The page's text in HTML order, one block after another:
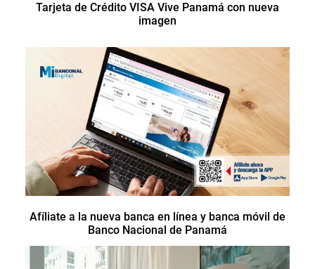
Tarjeta de Crédito VISA Vive Panamá con nueva
imagen
Afíliate a la nueva banca en línea y banca móvil de
Banco Nacional de Panamá